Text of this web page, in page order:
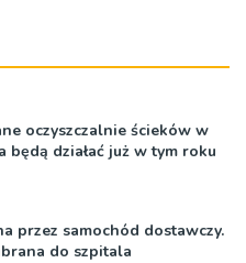
oczyszczalnie ścieków w
będą działać już w tym roku
przez samochód dostawczy.
do szpitala